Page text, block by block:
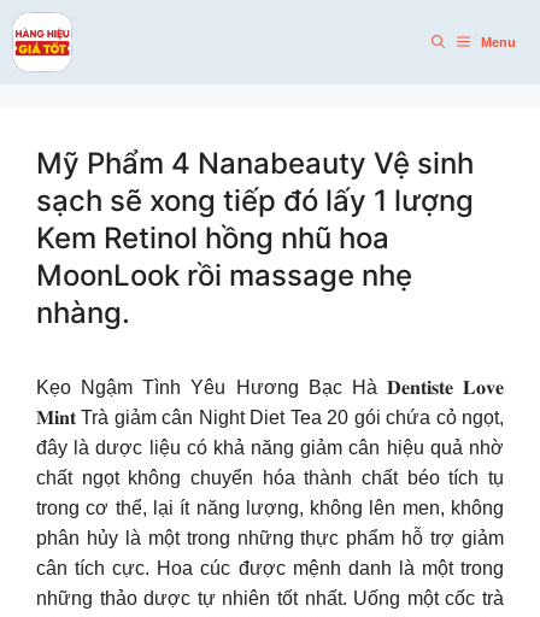
Skip
to
content
Menu
Mỹ Phẩm 4 Nanabeauty Vệ sinh
sạch sẽ xong tiếp đó lấy 1 lượng
Kem Retinol hồng nhũ hoa
MoonLook rồi massage nhẹ
nhàng.
Kẹo Ngậm Tình Yêu Hương Bạc Hà 𝐃𝐞𝐧𝐭𝐢𝐬𝐭𝐞 𝐋𝐨𝐯𝐞
𝐌𝐢𝐧𝐭 Trà giảm cân Night Diet Tea 20 gói chứa cỏ ngọt,
đây là dược liệu có khả năng giảm cân hiệu quả nhờ
chất ngọt không chuyển hóa thành chất béo tích tụ
trong cơ thể, lại ít năng lượng, không lên men, không
phân hủy là một trong những thực phẩm hỗ trợ giảm
cân tích cực. Hoa cúc được mệnh danh là một trong
những thảo dược tự nhiên tốt nhất. Uống một cốc trà